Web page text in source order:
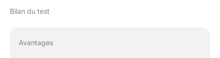
Bilan du test
Avantages